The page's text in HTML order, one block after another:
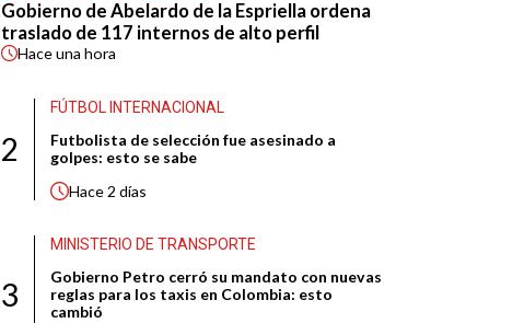
Gobierno de Abelardo de la Espriella ordena
traslado de 117 internos de alto perfil
Haceuna hora
2
FÚTBOL INTERNACIONAL
Futbolista de selección fue asesinado a
golpes: esto se sabe
Hace2 días
3
MINISTERIO DE TRANSPORTE
Gobierno Petro cerró su mandato con nuevas
reglas para los taxis en Colombia: esto
cambió